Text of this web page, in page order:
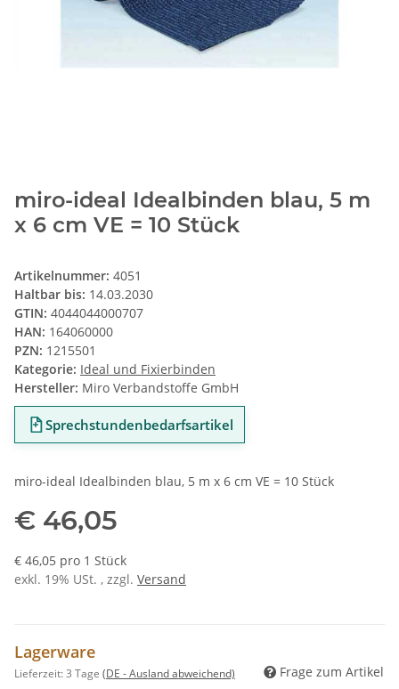
miro-ideal Idealbinden blau, 5 m
x 6 cm VE = 10 Stück
Artikelnummer: 4051
Haltbar bis: 14.03.2030
GTIN: 4044044000707
HAN: 164060000
PZN: 1215501
Kategorie: Ideal und Fixierbinden
Hersteller: Miro Verbandstoffe GmbH
Sprechstundenbedarfsartikel
miro-ideal Idealbinden blau, 5 m x 6 cm VE = 10 Stück
€ 46,05
€ 46,05 pro 1 Stück
exkl. 19% USt. , zzgl. Versand
Lagerware
Lieferzeit:3 Tage (DE - Ausland abweichend) Frage zum Artikel